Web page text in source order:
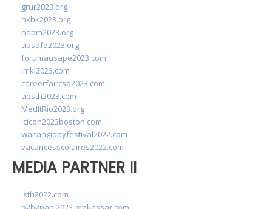
grur2023.org
hkhk2023.org
napm2023.org
apsdfd2023.org
forumausape2023.com
imkl2023.com
careerfaircsd2023.com
apsth2023.com
MedItRio2023.org
lcicon2023boston.com
waitangidayfestival2022.com
vacancesscolaires2022.com
MEDIA PARTNER II
isth2022.com